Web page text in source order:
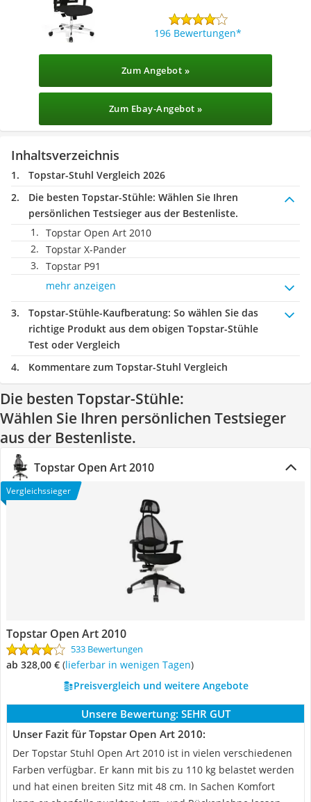
196 Bewertungen
Zum Angebot »
Zum Ebay-Angebot »
Inhaltsverzeichnis
Topstar-Stuhl Vergleich 2026
Die besten Topstar-Stühle: Wählen Sie Ihren
persönlichen Testsieger aus der Bestenliste.
Topstar Open Art 2010
Topstar X-Pander
Topstar P91
mehr anzeigen
Topstar-Stühle-Kaufberatung: So wählen Sie das
richtige Produkt aus dem obigen Topstar-Stühle
Test oder Vergleich
Kommentare zum Topstar-Stuhl Vergleich
Die besten Topstar-Stühle:
Wählen Sie Ihren persönlichen Testsieger
aus der Bestenliste.
Topstar Open Art 2010
Vergleichssieger
Topstar Open Art 2010
533 Bewertungen
ab 328,00 € ( Lieferbar in wenigen Tagen)
Preisvergleich und weitere Angebote
Unsere Bewertung: SEHR GUT
Unser Fazit für Topstar Open Art 2010:
Der Topstar Stuhl Open Art 2010 ist in vielen verschiedenen
Farben verfügbar. Er kann mit bis zu 110 kg belastet werden
und hat einen breiten Sitz mit 48 cm. In Sachen Komfort